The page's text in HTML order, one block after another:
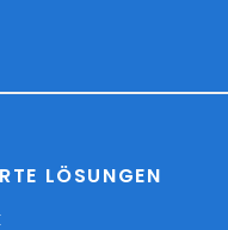
LÖSUNGEN